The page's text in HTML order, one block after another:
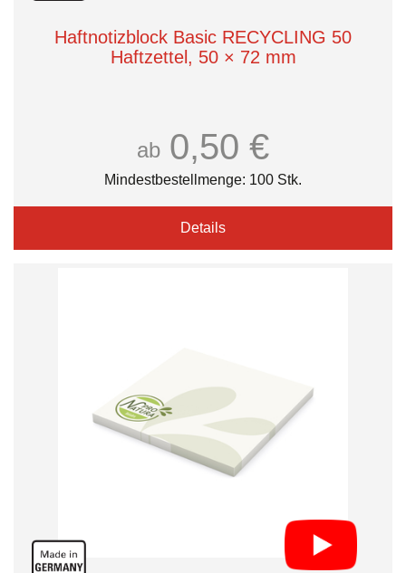
Haftnotizblock Basic RECYCLING 50
Haftzettel, 50 × 72 mm
ab 0,50 €
Mindestbestellmenge: 100 Stk.
Details